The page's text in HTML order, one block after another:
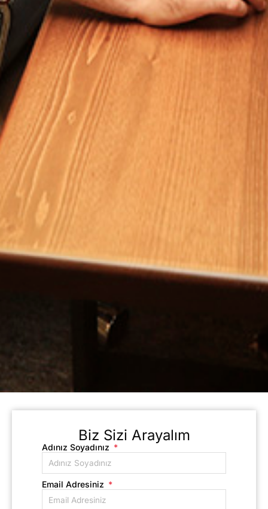
Biz Sizi Arayalım
Adınız Soyadınız
Email Adresiniz